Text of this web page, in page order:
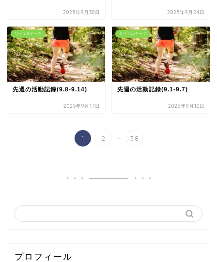
2025年9月30日 2025年9月24日
リベラルアーツ
先週の活動記録(9.8-9.14)
2025年9月17日
リベラルアーツ
先週の活動記録(9.1-9.7)
2025年9月10日
1 2 ... 38
プロフィール